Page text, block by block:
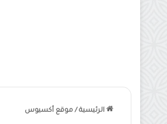
الرئيسية / موقع أكسيوس